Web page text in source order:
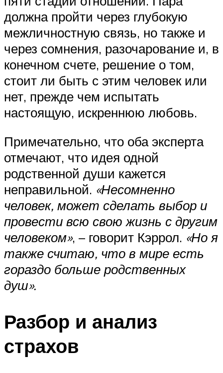
должна пройти через глубокую
межличностную связь, но также и
через сомнения, разочарование и, в
конечном счете, решение о том,
стоит ли быть с этим человек или
нет, прежде чем испытать
настоящую, искреннюю любовь.
Примечательно, что оба эксперта
отмечают, что идея одной
родственной души кажется
неправильной. «Несомненно
человек, может сделать выбор и
провести всю свою жизнь с другим
человеком», – говорит Кэррол. «Но я
также считаю, что в мире есть
гораздо больше родственных
душ».
Разбор и анализ
страхов